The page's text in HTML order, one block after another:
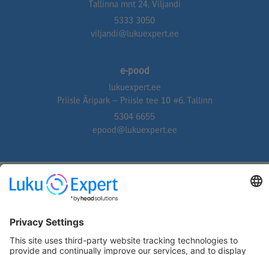
Tallinna mnt 24, Viljandi
5333 3050
viljandi@lukuexpert.ee
e-pood
lukuexpert.ee
Priisle Äripark – Priisle tee 10 #6, Tallinn
5304 6655
epood@lukuexpert.ee